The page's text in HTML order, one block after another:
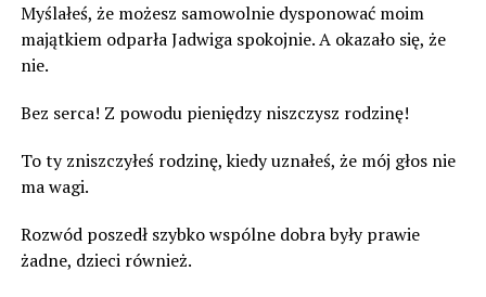
Myślałeś, że możesz samowolnie dysponować moim
majątkiem odparła Jadwiga spokojnie. A okazało się, że
nie.
Bez serca! Z powodu pieniędzy niszczysz rodzinę!
To ty zniszczyłeś rodzinę, kiedy uznałeś, że mój głos nie
ma wagi.
Rozwód poszedł szybko wspólne dobra były prawie
żadne, dzieci również.